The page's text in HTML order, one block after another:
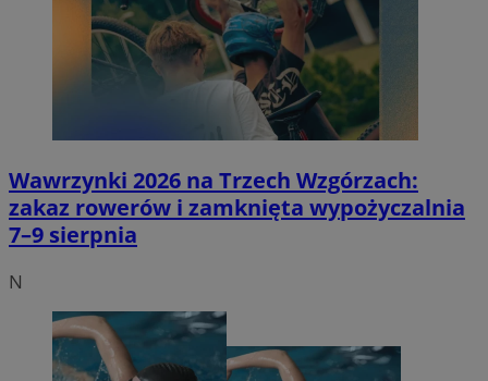
Wawrzynki 2026 na Trzech Wzgórzach:
zakaz rowerów i zamknięta wypożyczalnia
7–9 sierpnia
N